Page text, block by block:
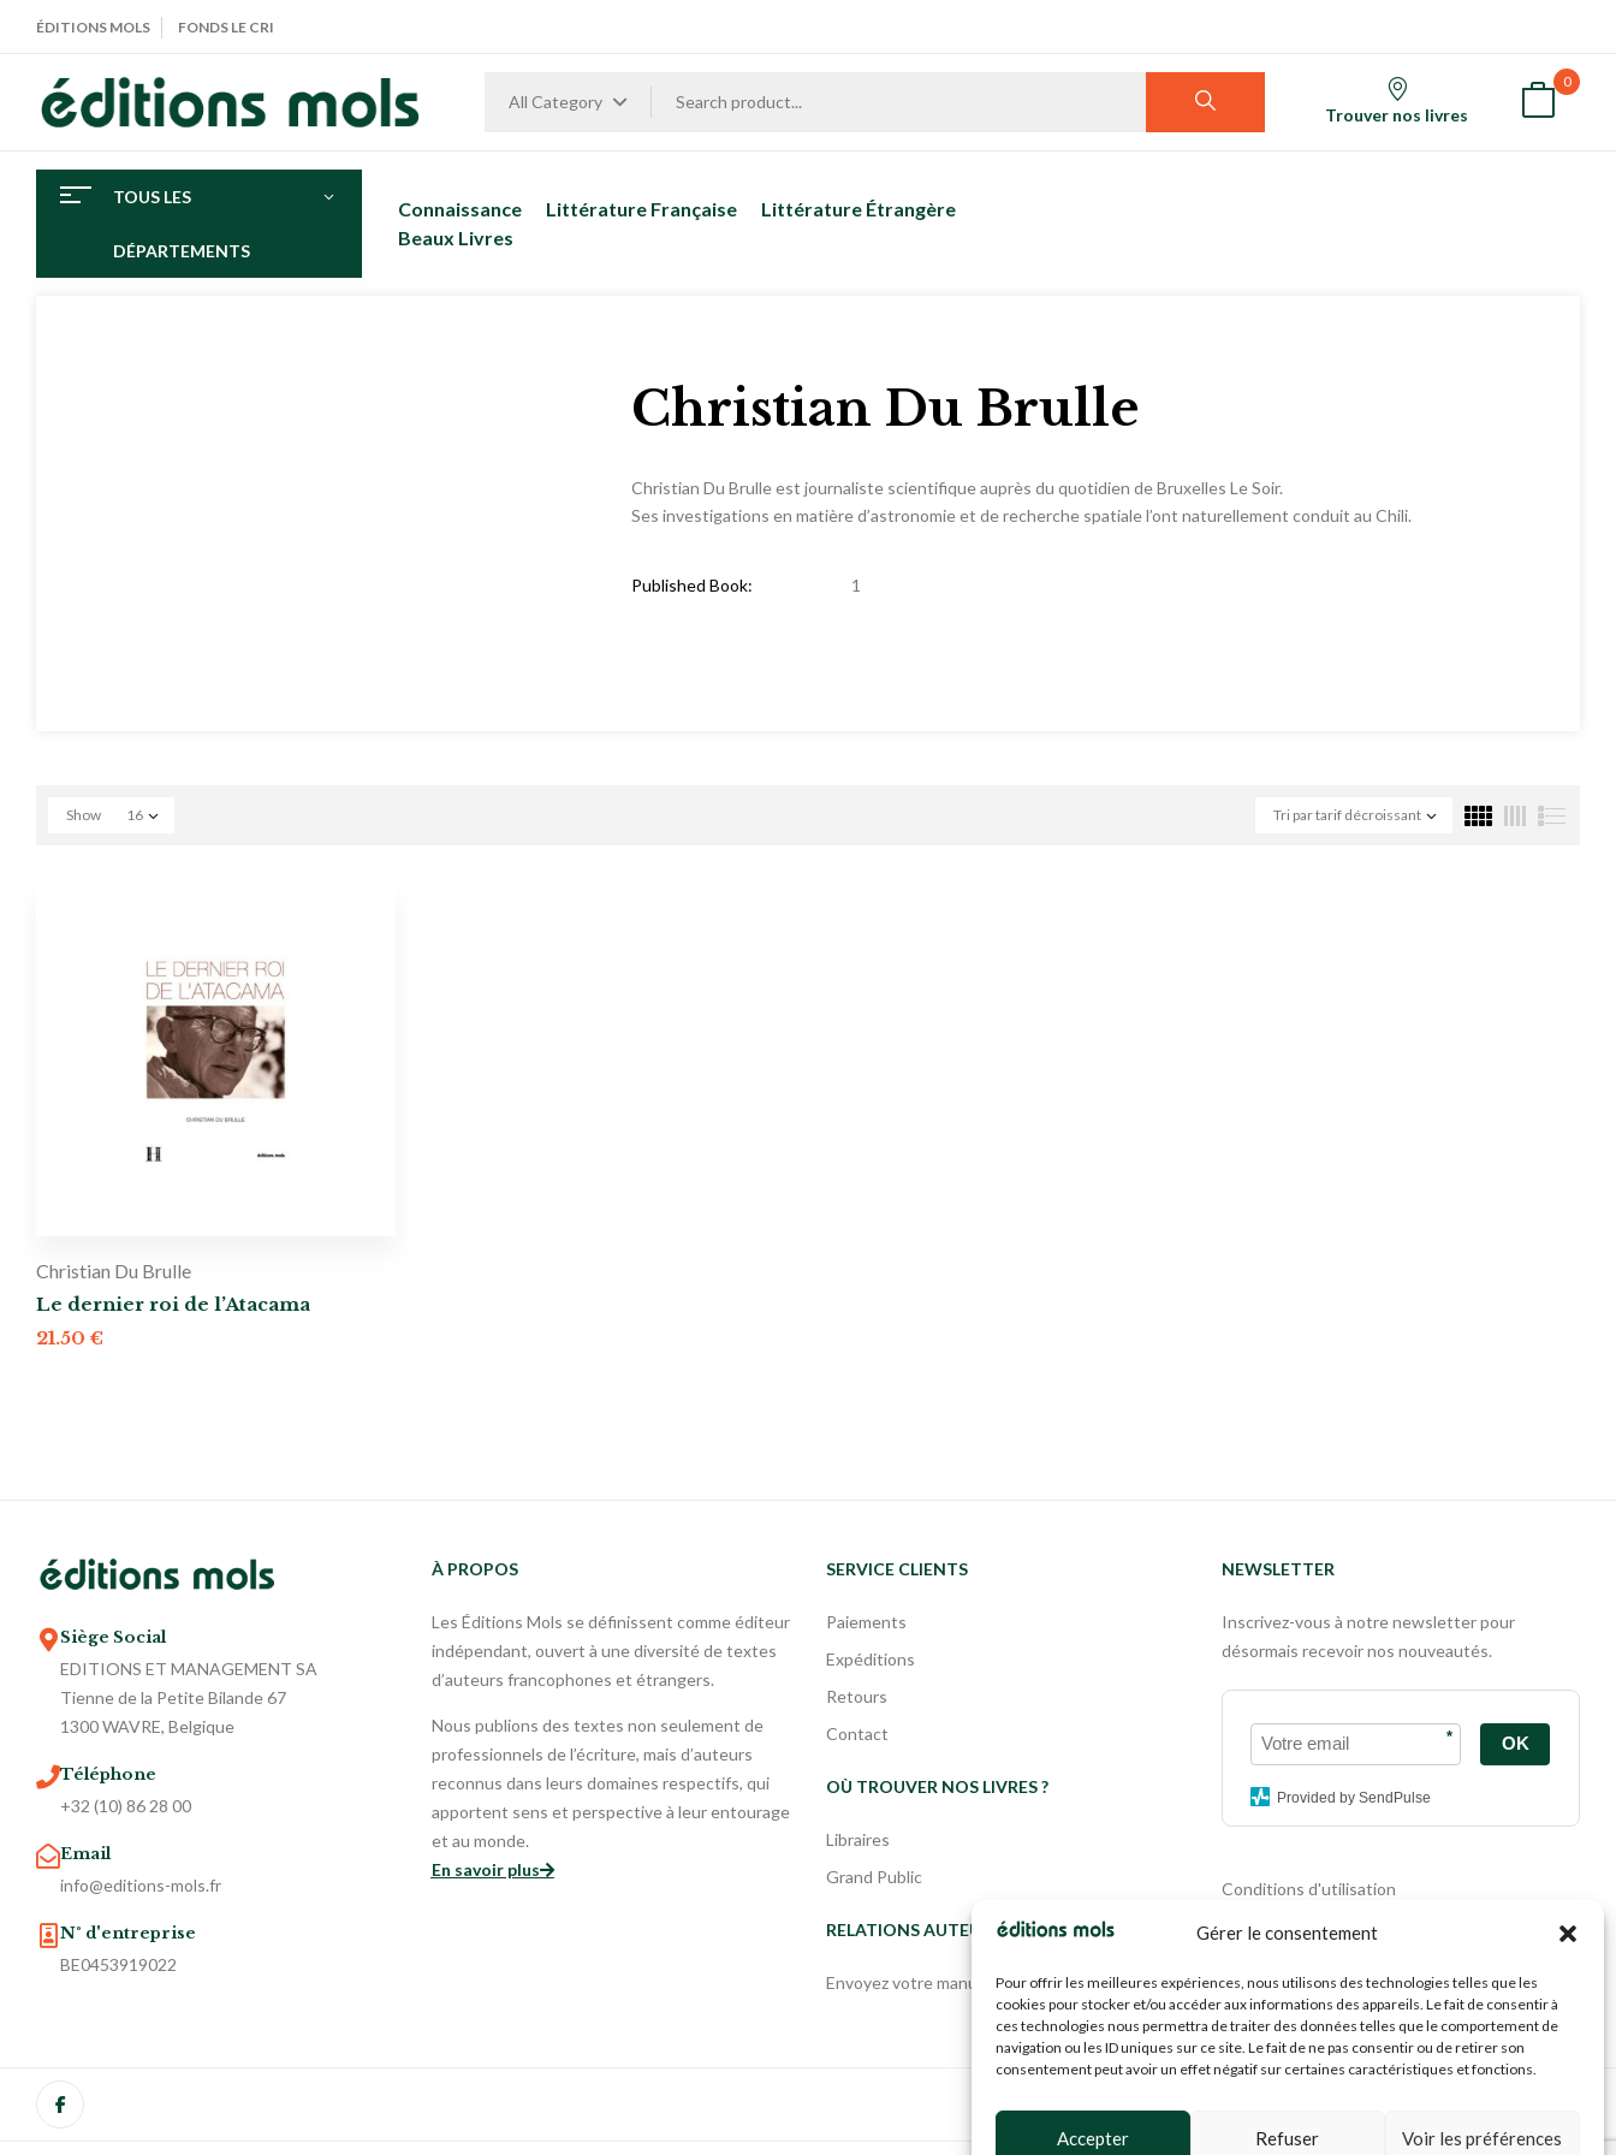
Gérer le consentement
Pour offrir les meilleures expériences, nous utilisons des technologies telles que les
cookies pour stocker et/ou accéder aux informations des appareils. Le fait de consentir à
ces technologies nous permettra de traiter des données telles que le comportement de
navigation ou les ID uniques sur ce site. Le fait de ne pas consentir ou de retirer son
consentement peut avoir un effet négatif sur certaines caractéristiques et fonctions.
Accepter Refuser Voir les préférences
ÉDITIONS MOLS FONDS LE CRI
All Category
Trouver nos livres
0
TOUS LES
DÉPARTEMENTS
Connaissance Littérature Française
Littérature Étrangère
Beaux Livres
Christian Du Brulle
Christian Du Brulle est journaliste scientifique auprès du quotidien de Bruxelles Le Soir.
Ses investigations en matière d’astronomie et de recherche spatiale l’ont naturellement conduit au Chili.
Published Book: 1
Tri par tarif décroissant
Show 16
Christian Du Brulle
Le dernier roi de l’Atacama
21.50 €
Siège Social
EDITIONS ET MANAGEMENT SA
Tienne de la Petite Bilande 67
1300 WAVRE, Belgique
Téléphone
+32 (10) 86 28 00
Email
info@editions-mols.fr
N° d'entreprise
BE0453919022
À PROPOS
Les Éditions Mols se définissent comme éditeur
indépendant, ouvert à une diversité de textes
d’auteurs francophones et étrangers.
Nous publions des textes non seulement de
professionnels de l’écriture, mais d’auteurs
reconnus dans leurs domaines respectifs, qui
apportent sens et perspective à leur entourage
et au monde.
En savoir plus
SERVICE CLIENTS
Paiements
Expéditions
Retours
Contact
OÙ TROUVER NOS LIVRES ?
Libraires
Grand Public
RELATIONS AUTEURS
Envoyez votre manuscrit
NEWSLETTER
Inscrivez-vous à notre newsletter pour
désormais recevoir nos nouveautés.
* OK
Provided by SendPulse
Conditions d'utilisation
Politique de cookies
Mentions légales
Propriété intellectuelle